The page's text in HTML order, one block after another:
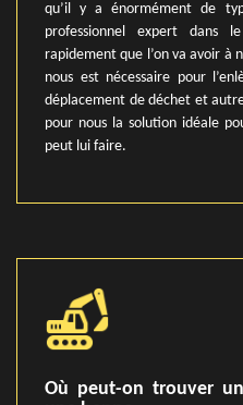
qu’il y a énormément de
professionnel expert dans
rapidement que l’on va avoir à
nous est nécessaire pour
déplacement de déchet et
pour nous la solution idéale
peut lui faire.
Où peut-on trouver